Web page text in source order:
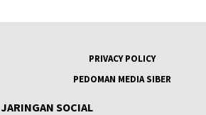
PRIVACY POLICY
PEDOMAN MEDIA SIBER
JARINGAN SOCIAL